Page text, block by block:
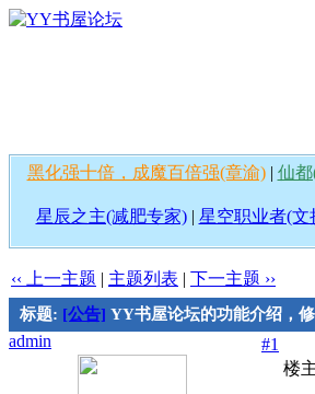
黑化强十倍，成魔百倍强(章渝)| 仙
星辰之主(减肥专家)| 星空职业者(文
‹‹ 上一主题 | 主题列表 | 下一主题 ››
标题: [公告] YY书屋论坛的功能介绍，
admin #1
楼